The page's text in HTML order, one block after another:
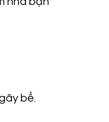
bể.